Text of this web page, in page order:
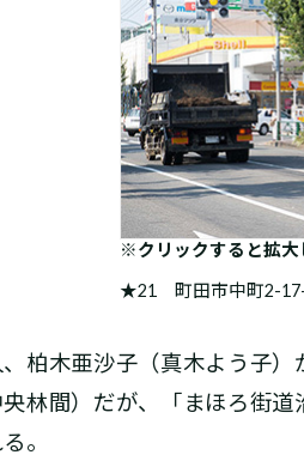
※クリックすると拡大
★21 町田市中町2-17-
柏木亜沙子（真木よう子）
林間）だが、「まほろ街
。